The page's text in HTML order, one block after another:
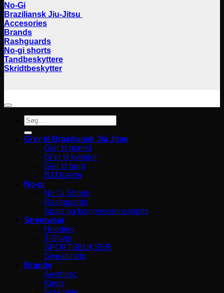
No-Gi
Braziliansk Jiu-Jitsu
Accesories
Brands
Rashguards
No-gi shorts
Tandbeskyttere
Skridtbeskytter
Søg
efter:
Gi’er til Brasiliansk Jiu Jitsu
Gier til mænd
Gi’er til kvinder
Gier til børn
BJJ bælter
No-gi
No Gi Shorts
Rashguards
Spats og kompressionsshorts
Streetwear
Hoodies
T-Shirts
SPORTSBUKSER
Sweatshirts
Brands
Aesthetic
Kingz